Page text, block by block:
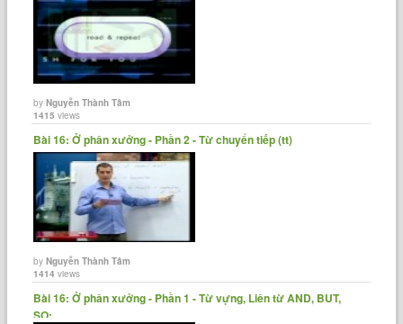
byNguyễn Thành Tâm
1415 views
Bài 16: Ở phân xưởng - Phần 2 - Từ chuyển tiếp (tt)
byNguyễn Thành Tâm
1414 views
Bài 16: Ở phân xưởng - Phần 1 - Từ vựng, Liên từ AND, BUT,
SO;......